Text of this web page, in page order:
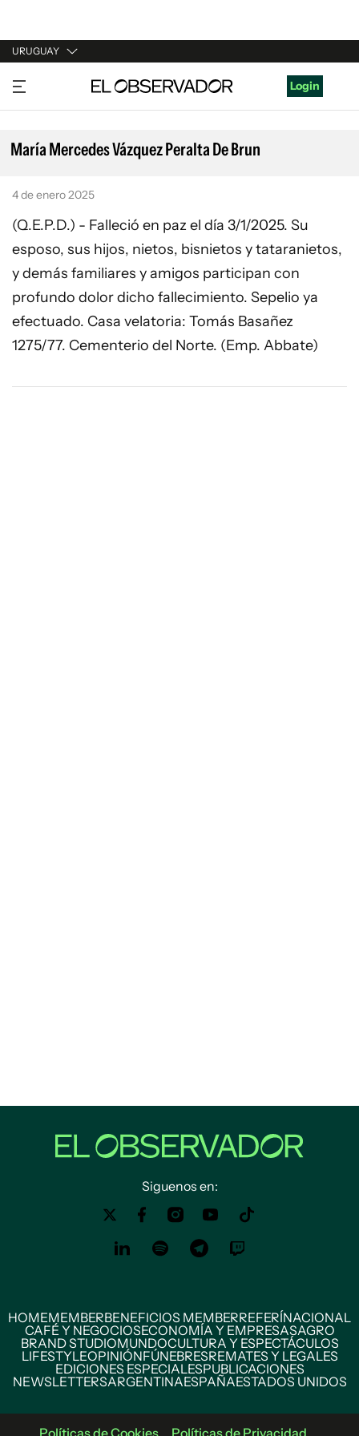
URUGUAY
URUGUAY
ARGENTINA
ESPAÑA
Login
María Mercedes Vázquez Peralta De Brun
4 de enero 2025
(Q.E.P.D.) - Falleció en paz el día 3/1/2025. Su
esposo, sus hijos, nietos, bisnietos y tataranietos,
y demás familiares y amigos participan con
profundo dolor dicho fallecimiento. Sepelio ya
efectuado. Casa velatoria: Tomás Basañez
1275/77. Cementerio del Norte. (Emp. Abbate)
Siguenos en:
HOMEMEMBERBENEFICIOS MEMBERREFERÍNACIONAL
CAFÉ Y NEGOCIOSECONOMÍA Y EMPRESASAGRO
BRAND STUDIOMUNDOCULTURA Y ESPECTÁCULOS
LIFESTYLEOPINIÓNFÚNEBRESREMATES Y LEGALES
EDICIONES ESPECIALESPUBLICACIONES
NEWSLETTERSARGENTINAESPAÑAESTADOS UNIDOS
Políticas de Cookies Políticas de Privacidad